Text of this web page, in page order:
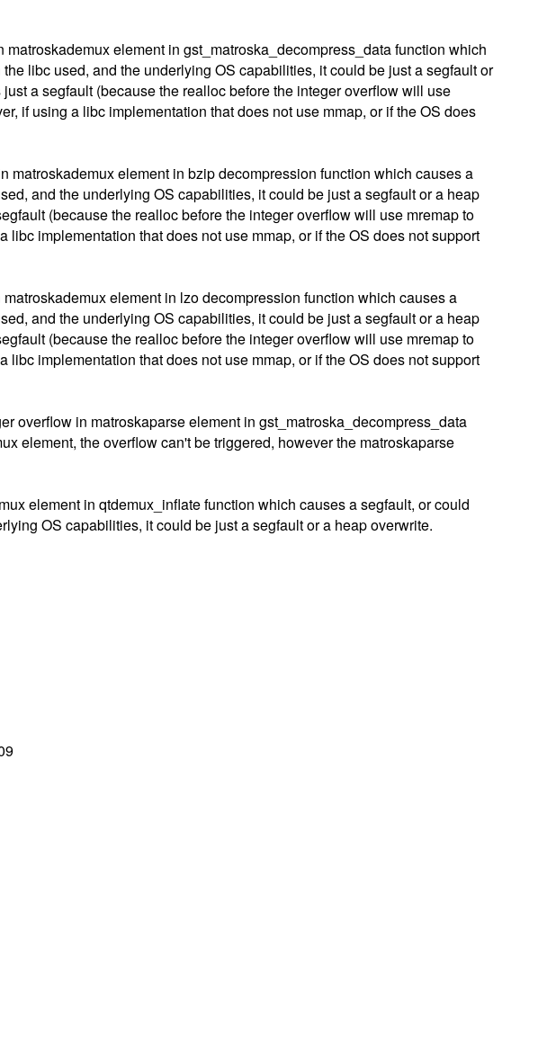
element in gst_matroska_decompress_data function which
libc used, and the underlying OS capabilities, it could be just a segfault or
a segfault (because the realloc before the integer overflow will use
if using a libc implementation that does not use mmap, or if the OS does
element in bzip decompression function which causes a
and the underlying OS capabilities, it could be just a segfault or a heap
(because the realloc before the integer overflow will use mremap to
implementation that does not use mmap, or if the OS does not support
element in lzo decompression function which causes a
and the underlying OS capabilities, it could be just a segfault or a heap
(because the realloc before the integer overflow will use mremap to
implementation that does not use mmap, or if the OS does not support
overflow in matroskaparse element in gst_matroska_decompress_data
element, the overflow can't be triggered, however the matroskaparse
element in qtdemux_inflate function which causes a segfault, or could
OS capabilities, it could be just a segfault or a heap overwrite.